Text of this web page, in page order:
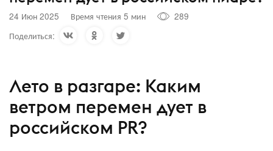
24 Июн 2025 Время чтения 5 мин
289
Поделиться:
Лето в разгаре: Каким
ветром перемен дует в
российском PR?